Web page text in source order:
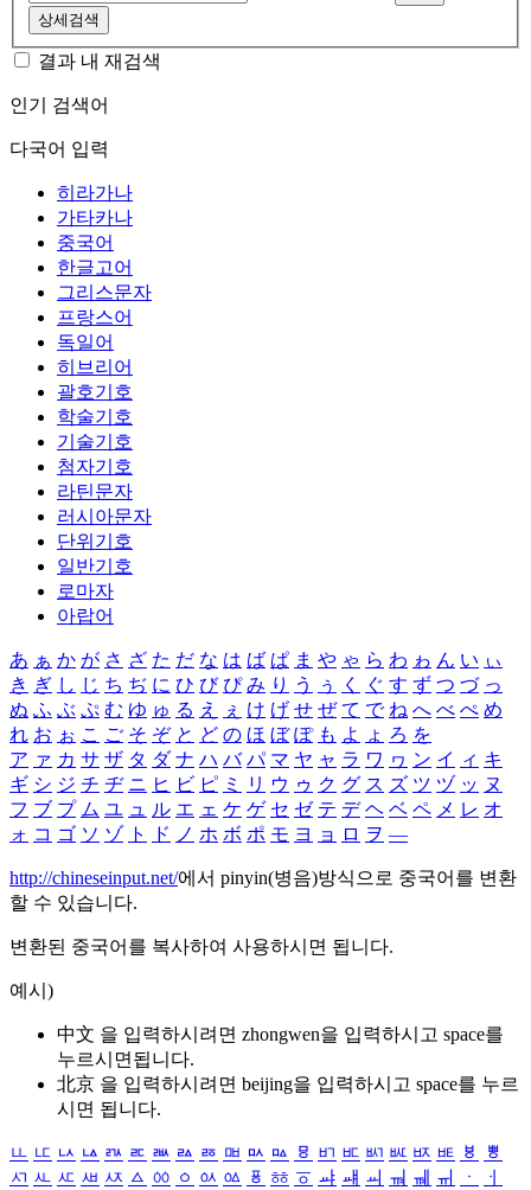
상세검색
결과 내 재검색
인기 검색어
다국어 입력
히라가나
가타카나
중국어
한글고어
그리스문자
프랑스어
독일어
히브리어
괄호기호
학술기호
기술기호
첨자기호
라틴문자
러시아문자
단위기호
일반기호
로마자
아랍어
あ ぁ か が さ ざ た だ な は ば ぱ ま や ゃ ら わ ゎ ん い ぃ
き ぎ し じ ち ぢ に ひ び ぴ み り う ぅ く ぐ す ず つ づ っ
ぬ ふ ぶ ぷ む ゆ ゅ る え ぇ け げ せ ぜ て で ね へ べ ぺ め
れ お ぉ こ ご そ ぞ と ど の ほ ぼ ぽ も よ ょ ろ を
ア ァ カ サ ザ タ ダ ナ ハ バ パ マ ヤ ャ ラ ワ ヮ ン イ ィ キ
ギ シ ジ チ ヂ ニ ヒ ビ ピ ミ リ ウ ゥ ク グ ス ズ ツ ヅ ッ ヌ
フ ブ プ ム ユ ュ ル エ ェ ケ ゲ セ ゼ テ デ ヘ ベ ペ メ レ オ
ォ コ ゴ ソ ゾ ト ド ノ ホ ボ ポ モ ヨ ョ ロ ヲ ―
http://chineseinput.net/에서 pinyin(병음)방식으로 중국어를 변환
할 수 있습니다.
변환된 중국어를 복사하여 사용하시면 됩니다.
예시)
中文 을 입력하시려면 zhongwen을 입력하시고 space를
누르시면됩니다.
北京 을 입력하시려면 beijing을 입력하시고 space를 누르
시면 됩니다.
ㅥ ㅦ ㅧ ㅨ ㅩ ㅪ ㅫ ㅬ ㅭ ㅮ ㅯ ㅰ ㅱ ㅲ ㅳ ㅴ ㅵ ㅶ ㅷ ㅸ
ㅹ
ㅺ ㅻ ㅼ ㅽ ㅾ ㅿ ㆀ ㆁ ㆂ ㆃ ㆄ ㆅ ㆆ ㆇ ㆈ ㆉ ㆊ ㆋ ㆌ ㆍ
ㆎ